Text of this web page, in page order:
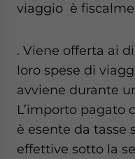
viaggio è
. Viene offerta ai
loro spese di
avviene durante
L’importo pagato
è esente da tasse
effettive sotto la